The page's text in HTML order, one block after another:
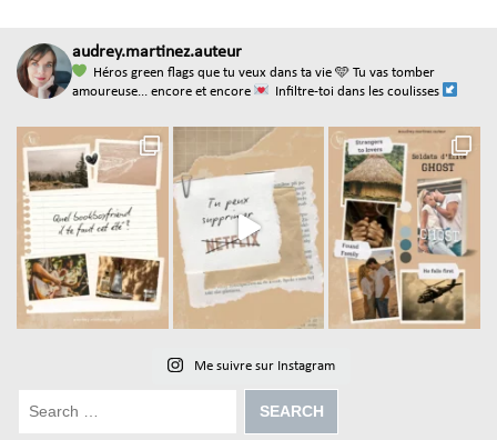
audrey.martinez.auteur
Héros green flags que tu veux dans ta vie 🩵 Tu vas tomber
amoureuse... encore et encore
Infiltre-toi dans les coulisses
Me suivre sur Instagram